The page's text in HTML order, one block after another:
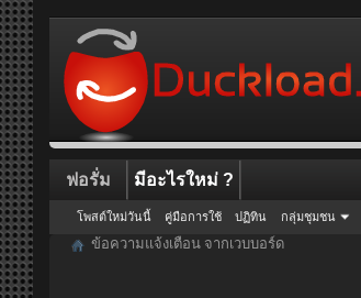
ฟอรั่ม
โพสต์ใหม่วันนี้ คู่มือการใช้ ปฏิทิน กลุ่มชุมชน
มีอะไรใหม่ ?
ข้อความแจ้งเตือน จากเวบบอร์ด